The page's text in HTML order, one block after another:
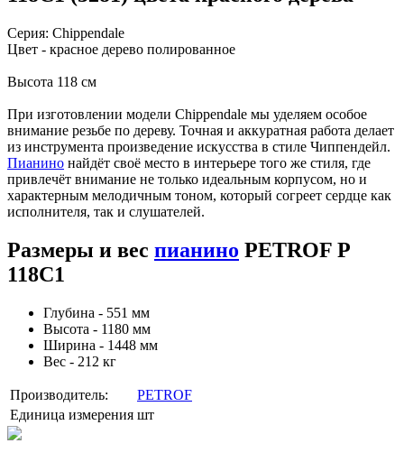
Серия: Chippendale
Цвет - красное дерево полированное
Высота 118 см
При изготовлении модели Chippendale мы уделяем особое
внимание резьбе по дереву. Точная и аккуратная работа делает
из инструмента произведение искусства в стиле Чиппендейл.
Пианино найдёт своё место в интерьере того же стиля, где
привлечёт внимание не только идеальным корпусом, но и
характерным мелодичным тоном, который согреет сердце как
исполнителя, так и слушателей.
Размеры и вес пианино PETROF P
118C1
Глубина - 551 мм
Высота - 1180 мм
Ширина - 1448 мм
Вес - 212 кг
Производитель:
PETROF
Единица измерения шт